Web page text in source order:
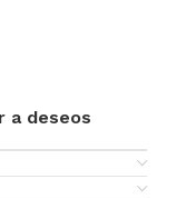
a deseos